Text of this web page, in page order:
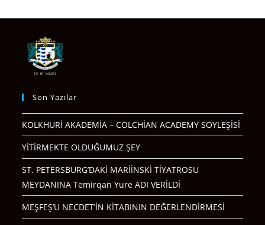
Son Yazılar
KOLKHURİ AKADEMİA – COLCHİAN ACADEMY SÖYLEŞİSİ
YİTİRMEKTE OLDUĞUMUZ ŞEY
ST. PETERSBURG’DAKİ MARİİNSKİ TİYATROSU
MEYDANINA Temirqan Yure ADI VERİLDİ
MEŞFEŞ’U NECDET’İN KİTABININ DEĞERLENDİRMESİ